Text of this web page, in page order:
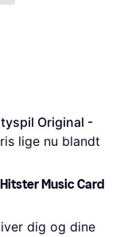
Original -
Music Card
dig og dine